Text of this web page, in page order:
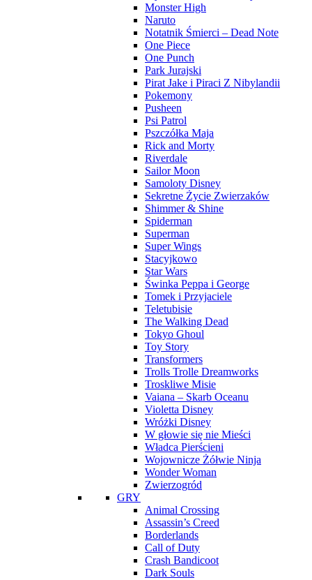
Monster High
Naruto
Notatnik Śmierci – Dead Note
One Piece
One Punch
Park Jurajski
Pirat Jake i Piraci Z Nibylandii
Pokemony
Pusheen
Psi Patrol
Pszczółka Maja
Rick and Morty
Riverdale
Sailor Moon
Samoloty Disney
Sekretne Życie Zwierzaków
Shimmer & Shine
Spiderman
Superman
Super Wings
Stacyjkowo
Star Wars
Świnka Peppa i George
Tomek i Przyjaciele
Teletubisie
The Walking Dead
Tokyo Ghoul
Toy Story
Transformers
Trolls Trolle Dreamworks
Troskliwe Misie
Vaiana – Skarb Oceanu
Violetta Disney
Wróżki Disney
W głowie się nie Mieści
Władca Pierścieni
Wojownicze Żółwie Ninja
Wonder Woman
Zwierzogród
GRY
Animal Crossing
Assassin’s Creed
Borderlands
Call of Duty
Crash Bandicoot
Dark Souls